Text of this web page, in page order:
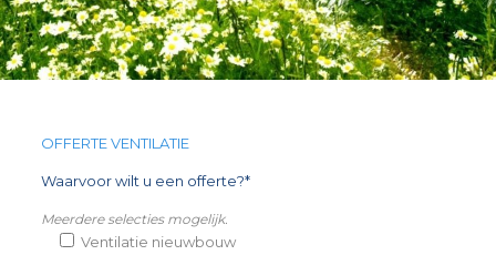
OFFERTE VENTILATIE
Waarvoor wilt u een offerte?*
Meerdere selecties mogelijk.
Ventilatie nieuwbouw